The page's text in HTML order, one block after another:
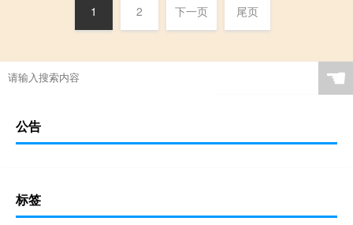
1 2 下一页 尾页
☚
公告
标签